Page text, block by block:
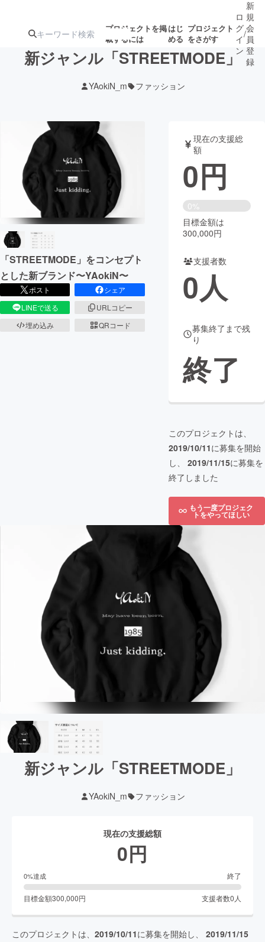
プロジェクトを掲
載するには
はじ
める
プロジェクト
をさがす
アート・写真
テクノロジー・ガジェット ゲーム・サ
映像・映画 書籍・雑誌
ビジネス・起業 チャレンジ
まちづくり・地域活性化
CAMPFIRE for Social Good
CAMPFIRE Creation
コミュニティ
ロ
グ
イ
ン
/
新
規
会
員
登
録
新ジャンル「STREETMODE」
YAokiN_m ファッション
「STREETMODE」をコンセプト
とした新ブランド〜YAokiN〜
ポスト
シェア
LINEで送る
URLコピー
埋め込み
QRコード
現在の支援総
額
0円
0%
目標金額は
300,000円
支援者数
0人
募集終了まで残
り
終了
このプロジェクトは、
2019/10/11に募集を開始
し、 2019/11/15に募集を
終了しました
もう一度プロジェク
トをやってほしい
新ジャンル「STREETMODE」
YAokiN_m ファッション
現在の支援総額
0円
0%達成 終了
目標金額300,000円 支援者数0 人
このプロジェクトは、 2019/10/11に募集を開始し、 2019/11/15